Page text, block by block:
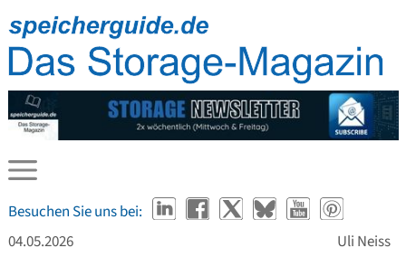
Besuchen Sie uns bei:
04.05.2026
Uli Neiss